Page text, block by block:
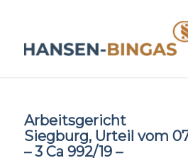
Arbeitsgericht
Siegburg, Urteil vom
–3 Ca 992/19–